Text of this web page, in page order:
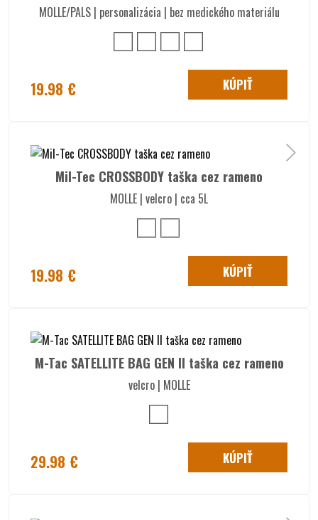
MOLLE/PALS | personalizácia | bez medického materiálu
19.98 € KÚPIŤ
Mil-Tec CROSSBODY taška cez rameno
MOLLE | velcro | cca 5L
19.98 € KÚPIŤ
M-Tac SATELLITE BAG GEN II taška cez rameno
velcro | MOLLE
29.98 € KÚPIŤ